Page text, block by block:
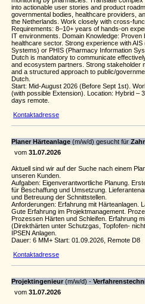
into actionable user stories and product
governmental bodies, healthcare providers,
the Netherlands. Work closely with cross-
Requirements: 8–10+ years of hands-on
IT environments. Domain Knowledge:
healthcare sector. Strong experience with
Systems) or PHIS (Pharmacy Information
Dutch is mandatory to communicate
and ecosystem partners. Strong stakeholder
and a structured approach to public/
Dutch.
Start: Mid-August 2026 (Before Sept 1st).
(with possible Extension). Location: Hybrid –
days remote.
Kontaktadresse
Planer Härteanlage (m/w/d) gesucht für
vom 31.07.2026
Aktuell sind wir auf der Suche nach einem
unseren Kunden.
Aufgaben: Eigenverantwortliche Planung.
für Beschaffung und Umsetzung.
und Betreuung der Schnittstellen.
Anforderungen: Erfahrung mit Härteanlagen.
Gute Erfahrung im Projektmanagement.
Prozessen Härten und Schleifen. Erfahrung
(Direkthärten unter Schutzgas, Topfofen-
IPSEN Anlagen.
Dauer: 6 MM+ Start: 01.09.2026, Remote D8
Kontaktadresse
Projektingenieur (m/w/d) -
vom 31.07.2026